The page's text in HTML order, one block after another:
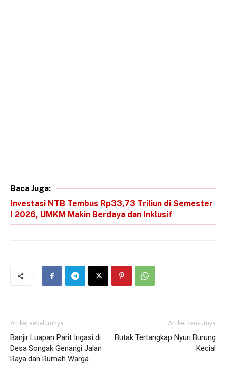
Baca Juga:
Investasi NTB Tembus Rp33,73 Triliun di Semester
I 2026, UMKM Makin Berdaya dan Inklusif
Artikel sebelumnya
Banjir Luapan Parit Irigasi di
Desa Songak Genangi Jalan
Raya dan Rumah Warga
Artikel berikutnya
Butak Tertangkap Nyuri Burung
Kecial